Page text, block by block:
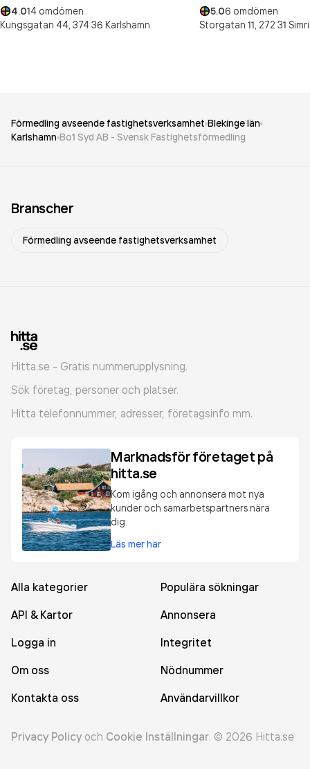
4.014 omdömen
Kungsgatan 44, 374 36 Karlshamn
5.06 omdömen
Storgatan 11, 272 31
Förmedling avseende fastighetsverksamhet Blekinge län
Karlshamn Bo1 Syd AB - Svensk Fastighetsförmedling
Branscher
Förmedling avseende fastighetsverksamhet
Hitta.se - Gratis nummerupplysning.
Sök företag, personer och platser.
Hitta telefonnummer, adresser, företagsinfo mm.
Marknadsför företaget på
hitta.se
Kom igång och annonsera mot nya
kunder och samarbetspartners nära
dig.
Läs mer här
Alla kategorier
Populära sökningar
API & Kartor
Annonsera
Logga in
Integritet
Om oss
Nödnummer
Kontakta oss
Användarvillkor
Privacy Policy och Cookie Inställningar. © 2026 Hitta.se